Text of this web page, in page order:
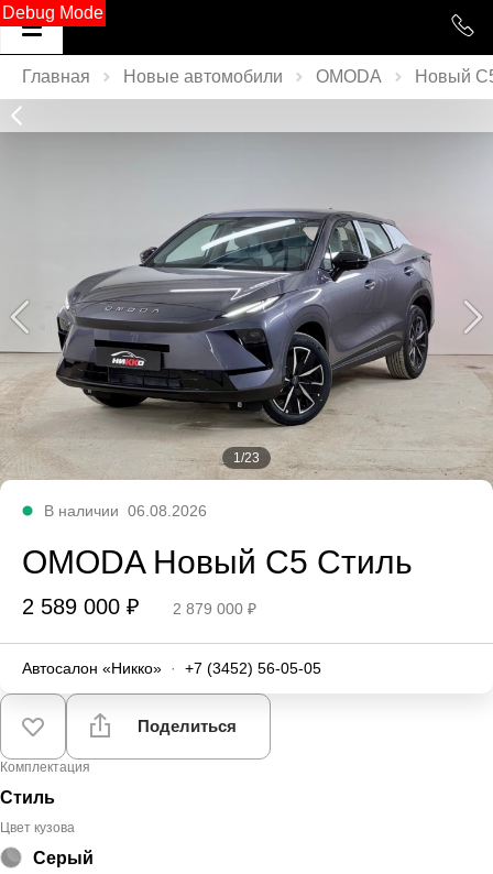
Debug Mode
Главная Новые автомобили OMODA Новый
1/23
В наличии 06.08.2026
OMODA Новый C5 Стиль
2 589 000 ₽ 2 879 000 ₽
Автосалон «Никко» · +7 (3452) 56-05-05
Поделиться
Комплектация
Стиль
Цвет кузова
Серый